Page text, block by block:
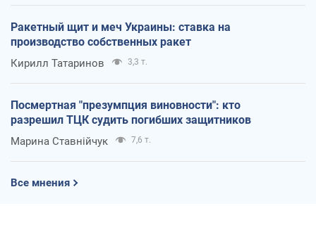
Ракетный щит и меч Украины: ставка на
производство собственных ракет
Кирилл Татаринов 3,3 т.
Посмертная "презумпция виновности": кто
разрешил ТЦК судить погибших защитников
Марина Ставнійчук 7,6 т.
Все мнения